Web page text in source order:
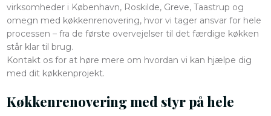
virksomheder i København, Roskilde, Greve, Taastrup og
omegn med køkkenrenovering, hvor vi tager ansvar for hele
processen – fra de første overvejelser til det færdige køkken
står klar til brug.
Kontakt os for at høre mere om hvordan vi kan hjælpe dig
med dit køkkenprojekt.
Køkkenrenovering med styr på hele